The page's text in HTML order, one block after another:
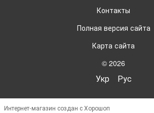
Контакты
Полная версия сайта
Карта сайта
© 2026
Укр Рус
Интернет-магазин создан с Хорошоп